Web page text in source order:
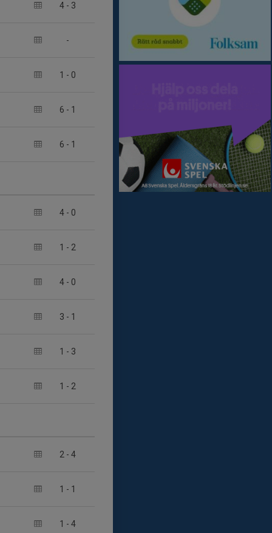
4 - 3
-
1 - 0
6 - 1
6 - 1
4 - 0
1 - 2
4 - 0
3 - 1
1 - 3
1 - 2
2 - 4
1 - 1
1 - 4